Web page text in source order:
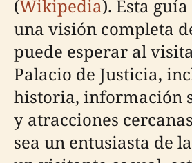
(Wikipedia). Esta
una visión completa
puede esperar al
Palacio de Justicia,
historia, información
y atracciones
sea un entusiasta de